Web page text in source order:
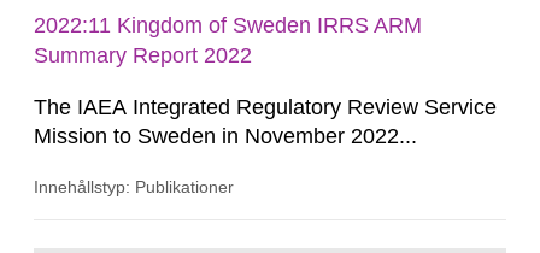
utvecklingsprogram samt SKB:s
tillståndsansökningar enligt kärntekniklagen.
2022:11 Kingdom of Sweden IRRS ARM
Summary Report 2022
The IAEA Integrated Regulatory Review Service
Mission to Sweden in November 2022...
Innehållstyp: Publikationer